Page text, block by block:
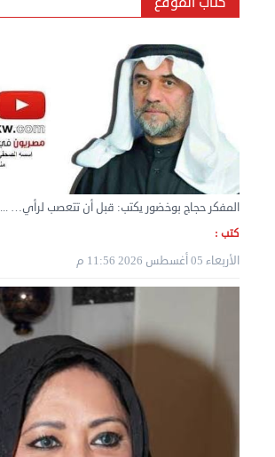
نقل عفش المنطقه العاشره 50636444 فك وتركيب ...
السبت 07 سبتمبر 2024 04:08 م
نقل عفش الكويت 50636444 فك وتركيب ايكيا محلي ...
المفكر حجاج بوخضور يكتب: قبل أن تتعصب لرأي… ...
كتب :
الأربعاء 05 أغسطس 2026 11:56 م